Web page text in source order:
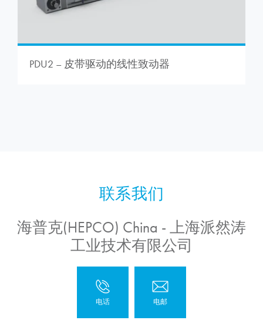
PDU2 – 皮带驱动的线性致动器
海普克(HEPCO) China - 上海派然涛
工业技术有限公司